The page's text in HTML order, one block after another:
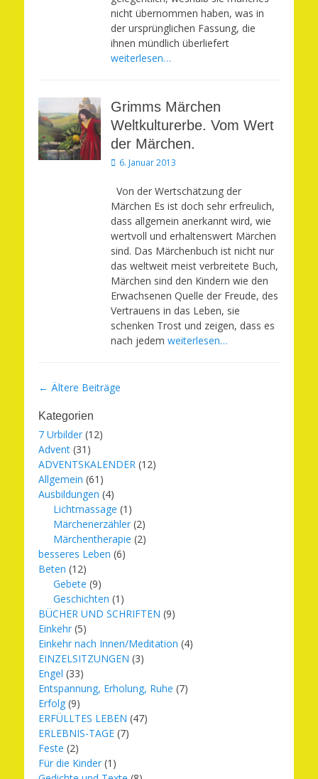
nicht übernommen haben, was in
der ursprünglichen Fassung, die
ihnen mündlich überliefert
weiterlesen…
Grimms Märchen
Weltkulturerbe. Vom Wert
der Märchen.
Veröffentlicht
6. Januar 2013
Von der Wertschätzung der
Märchen Es ist doch sehr erfreulich,
dass allgemein anerkannt wird, wie
wertvoll und erhaltenswert Märchen
sind. Das Märchenbuch ist nicht nur
das weltweit meist verbreitete Buch,
Märchen sind den Kindern wie den
Erwachsenen Quelle der Freude, des
Vertrauens in das Leben, sie
schenken Trost und zeigen, dass es
nach jedem weiterlesen…
Beitragsnavigation
← Ältere Beiträge
Kategorien
7 Urbilder (12)
Advent (31)
ADVENTSKALENDER (12)
Allgemein (61)
Ausbildungen (4)
Lichtmassage (1)
Märchenerzähler (2)
Märchentherapie (2)
besseres Leben (6)
Beten (12)
Gebete (9)
Geschichten (1)
BÜCHER UND SCHRIFTEN (9)
Einkehr (5)
Einkehr nach Innen/Meditation (4)
EINZELSITZUNGEN (3)
Engel (33)
Entspannung, Erholung, Ruhe (7)
Erfolg (9)
ERFÜLLTES LEBEN (47)
ERLEBNIS-TAGE (7)
Feste (2)
Für die Kinder (1)